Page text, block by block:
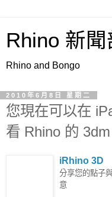
Rhino 新
Rhino and Bongo
2010年6月8日 星期二
您現在可以在
看 Rhino 的
iRhino 3D
分享您的點子
意